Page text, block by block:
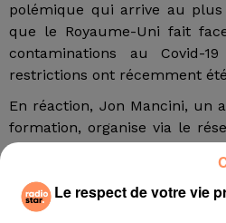
polémique qui arrive au
que le Royaume-Uni fait
contaminations au Covid-
restrictions ont récemment
En réaction, Jon Mancini, un
formation, organise via le
gigantesque fête censée se
Londres au 10 Downing
Premier ministre britannique !
Le respect de votre vie